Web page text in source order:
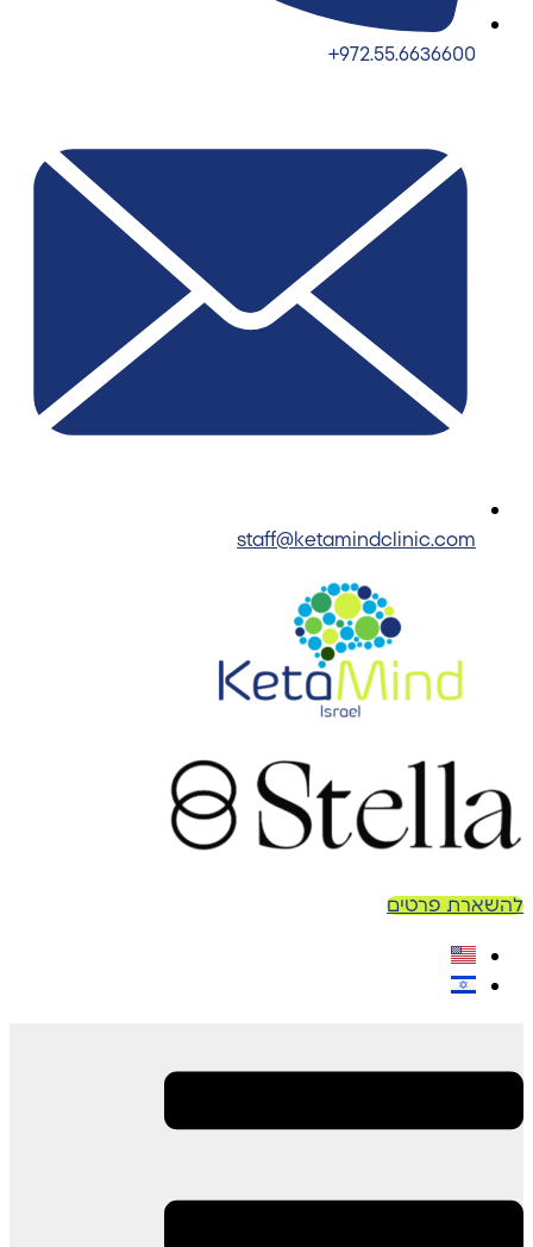
972.55.6636600+
staff@ketamindclinic.com
להשארת פרטים